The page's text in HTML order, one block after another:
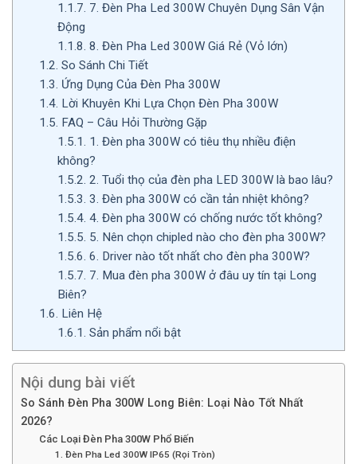
1.1.7. 7. Đèn Pha Led 300W Chuyên Dụng Sân Vận
Động
1.1.8. 8. Đèn Pha Led 300W Giá Rẻ (Vỏ lớn)
1.2. So Sánh Chi Tiết
1.3. Ứng Dụng Của Đèn Pha 300W
1.4. Lời Khuyên Khi Lựa Chọn Đèn Pha 300W
1.5. FAQ – Câu Hỏi Thường Gặp
1.5.1. 1. Đèn pha 300W có tiêu thụ nhiều điện
không?
1.5.2. 2. Tuổi thọ của đèn pha LED 300W là bao lâu?
1.5.3. 3. Đèn pha 300W có cần tản nhiệt không?
1.5.4. 4. Đèn pha 300W có chống nước tốt không?
1.5.5. 5. Nên chọn chipled nào cho đèn pha 300W?
1.5.6. 6. Driver nào tốt nhất cho đèn pha 300W?
1.5.7. 7. Mua đèn pha 300W ở đâu uy tín tại Long
Biên?
1.6. Liên Hệ
1.6.1. Sản phẩm nổi bật
Nội dung bài viết
So Sánh Đèn Pha 300W Long Biên: Loại Nào Tốt Nhất
2026?
Các Loại Đèn Pha 300W Phổ Biến
1. Đèn Pha Led 300W IP65 (Rọi Tròn)